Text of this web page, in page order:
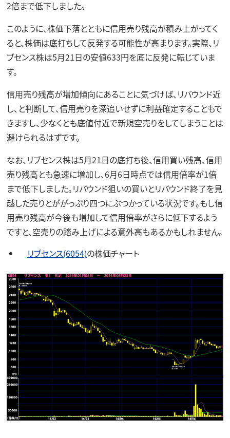
2倍まで低下しました。
このように、株価下落とともに信用売り残高が積み上がってく
ると、株価は底打ちして反発する可能性が高まります。実際、リ
ブセンス株は5月21日の安値633円を底に反発に転じていま
す。
信用売り残高が増加傾向にあることに気づけば、リバウンド近
し、と判断して、信用売りを深追いせずに利益確定することもで
きますし、少なくとも底値付近で新規空売りをしてしまうことは
避けられるはずです。
なお、リブセンス株は5月21日の底打ち後、信用買い残高、信用
売り残高とも急速に増加し、6月6日時点では信用倍率が1倍
まで低下しました。リバウンド狙いの買いとリバウンド終了を見
越した売りとががっぷり四つにぶつかっている状況です。もし信
用売り残高が今後も増加して信用倍率がさらに低下するよう
ですと、空売りの踏み上げによる意外高もあるかもしれません。
リブセンス(6054)の株価チャート